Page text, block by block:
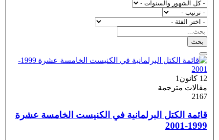
بحث
12 كانون1
مقالات مترجمة
2167
قائمة الكتل البرلمانية في الكنيست الخامسة عشرة
1999-2001